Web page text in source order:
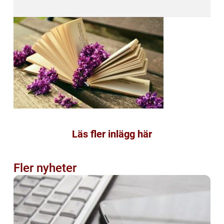
Läs fler inlägg här
Fler nyheter